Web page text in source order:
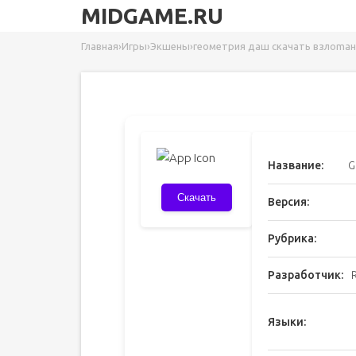
MIDGAME.RU
Главная›Игры›Экшены›геометрия даш скачать
Скачать
Название:
Версия:
Рубрика:
Разработчик:
Языки: